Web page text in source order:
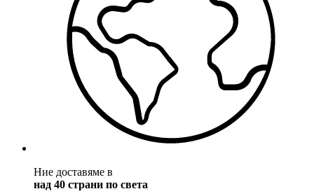
Ние доставяме в
над 40 страни по света